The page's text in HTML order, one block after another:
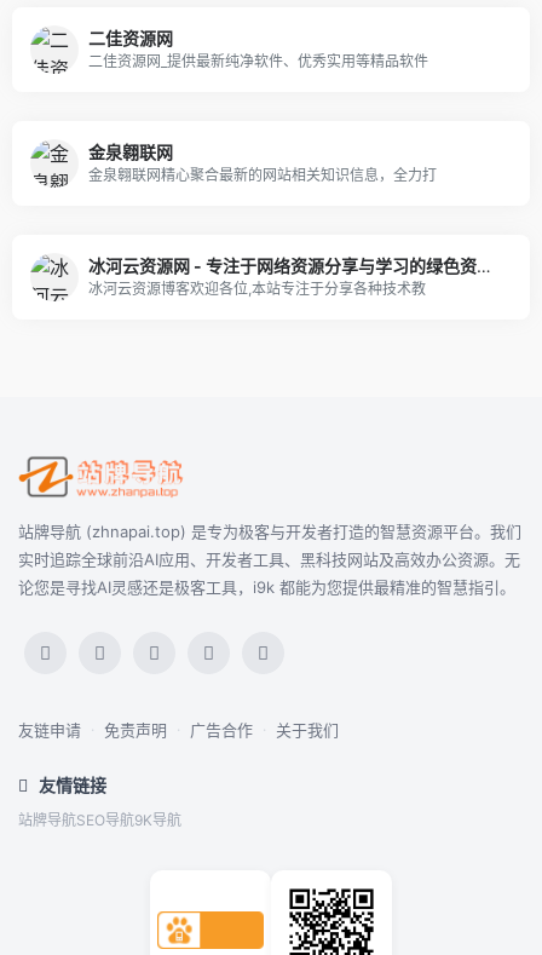
二佳资源网
二佳资源网_提供最新纯净软件、优秀实用等精品软件
金泉翱联网
金泉翱联网精心聚合最新的网站相关知识信息，全力打
冰河云资源网 - 专注于网络资源分享与学习的绿色资源网,努力打造全国最优质的免费网络资源分享平台。
冰河云资源博客欢迎各位,本站专注于分享各种技术教
站牌导航 (zhnapai.top) 是专为极客与开发者打造的智慧资源平台。我们
实时追踪全球前沿AI应用、开发者工具、黑科技网站及高效办公资源。无
论您是寻找AI灵感还是极客工具，i9k 都能为您提供最精准的智慧指引。
友链申请 · 免责声明 · 广告合作 · 关于我们
友情链接
站牌导航SEO导航9K导航